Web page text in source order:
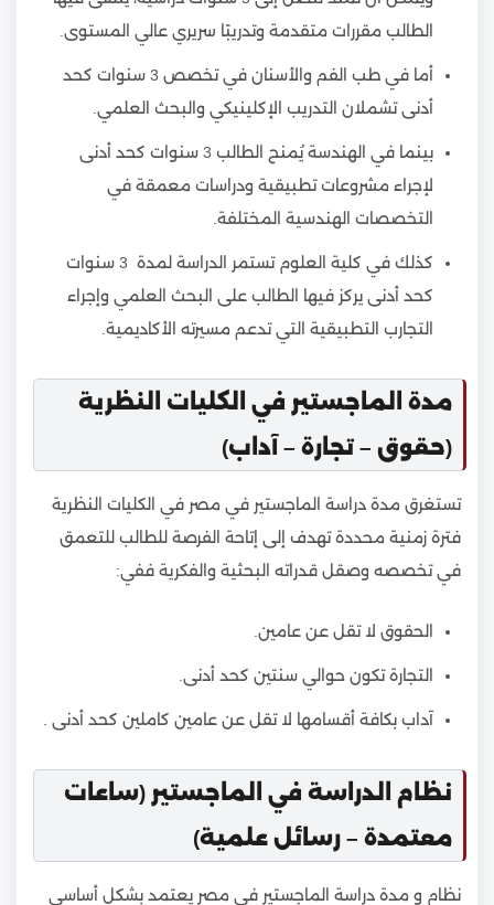
الطالب مقررات متقدمة وتدريبًا سريري عالي المستوى.
أما في طب الفم والأسنان في تخصص 3 سنوات كحد
أدنى تشملان التدريب الإكلينيكي والبحث العلمي.
بينما في الهندسة يُمنح الطالب 3 سنوات كحد أدنى
لإجراء مشروعات تطبيقية ودراسات معمقة في
التخصصات الهندسية المختلفة.
كذلك في كلية العلوم تستمر الدراسة لمدة 3 سنوات
كحد أدنى يركز فيها الطالب على البحث العلمي وإجراء
التجارب التطبيقية التي تدعم مسيرته الأكاديمية.
مدة الماجستير في الكليات النظرية
(حقوق – تجارة – آداب)
تستغرق مدة دراسة الماجستير في مصر في الكليات النظرية
فترة زمنية محددة تهدف إلى إتاحة الفرصة للطالب للتعمق
في تخصصه وصقل قدراته البحثية والفكرية ففي:
الحقوق لا تقل عن عامين.
التجارة تكون حوالي سنتين كحد أدنى.
آداب بكافة أقسامها لا تقل عن عامين كاملين كحد أدنى .
نظام الدراسة في الماجستير (ساعات
معتمدة – رسائل علمية)
نظام و مدة دراسة الماجستير في مصر يعتمد بشكل أساسي